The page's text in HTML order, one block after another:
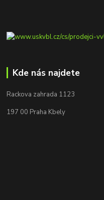
Kde nás najdete
Rackova zahrada 1123
197 00 Praha Kbely